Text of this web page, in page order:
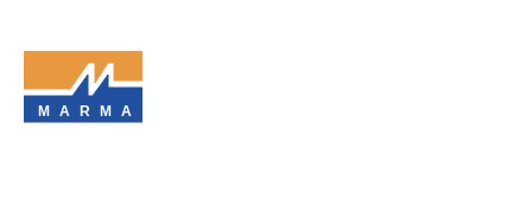
MARMA